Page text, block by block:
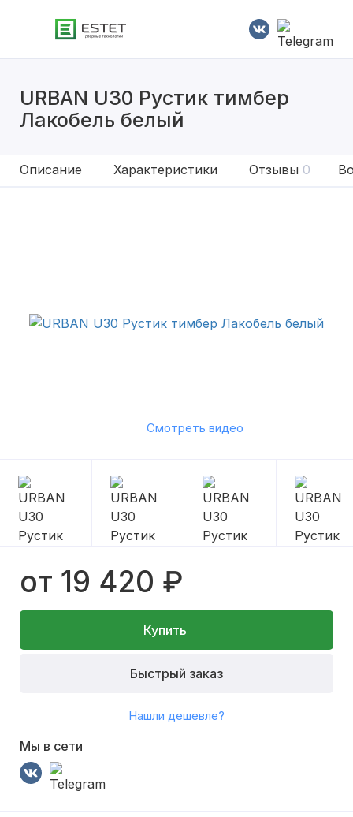
URBAN U30 Рустик тимбер
Лакобель белый
Описание Характеристики Отзывы 0
Смотреть видео
от 19 420 ₽
Купить
Быстрый заказ
Нашли дешевле?
Мы в сети